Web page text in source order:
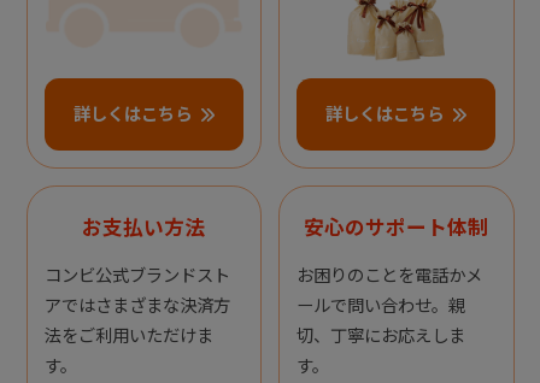
詳しくはこちら 詳しくはこちら
お支払い方法
コンビ公式ブランドスト
アではさまざまな決済方
法をご利用いただけま
す。
安心のサポート体制
お困りのことを電話かメ
ールで問い合わせ。親
切、丁寧にお応えしま
す。